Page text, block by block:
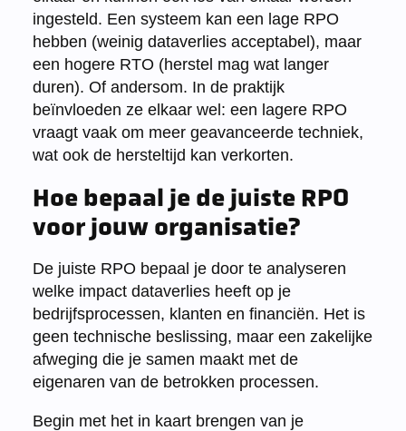
ingesteld. Een systeem kan een lage RPO
hebben (weinig dataverlies acceptabel), maar
een hogere RTO (herstel mag wat langer
duren). Of andersom. In de praktijk
beïnvloeden ze elkaar wel: een lagere RPO
vraagt vaak om meer geavanceerde techniek,
wat ook de hersteltijd kan verkorten.
Hoe bepaal je de juiste RPO
voor jouw organisatie?
De juiste RPO bepaal je door te analyseren
welke impact dataverlies heeft op je
bedrijfsprocessen, klanten en financiën. Het is
geen technische beslissing, maar een zakelijke
afweging die je samen maakt met de
eigenaren van de betrokken processen.
Begin met het in kaart brengen van je